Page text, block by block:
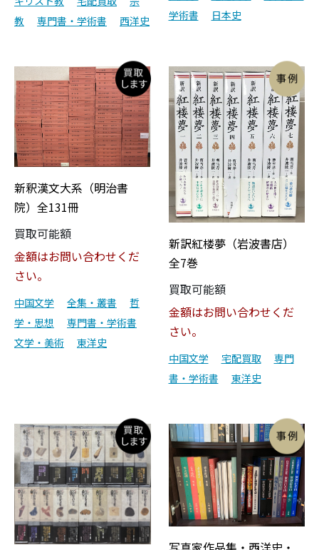
教
専門書・学術書 西洋史
学術書
日本史
新釈漢文大系（明治書
院）全131冊
買取可能額
金額はお問い合わせくだ
さい。
中国文学 全集・叢書
哲
学・思想
専門書・学術書
文学・美術
東洋史
新訳紅楼夢（岩波書店）
全7巻
買取可能額
金額はお問い合わせくだ
さい。
中国文学 宅配買取
専門
書・学術書
東洋史